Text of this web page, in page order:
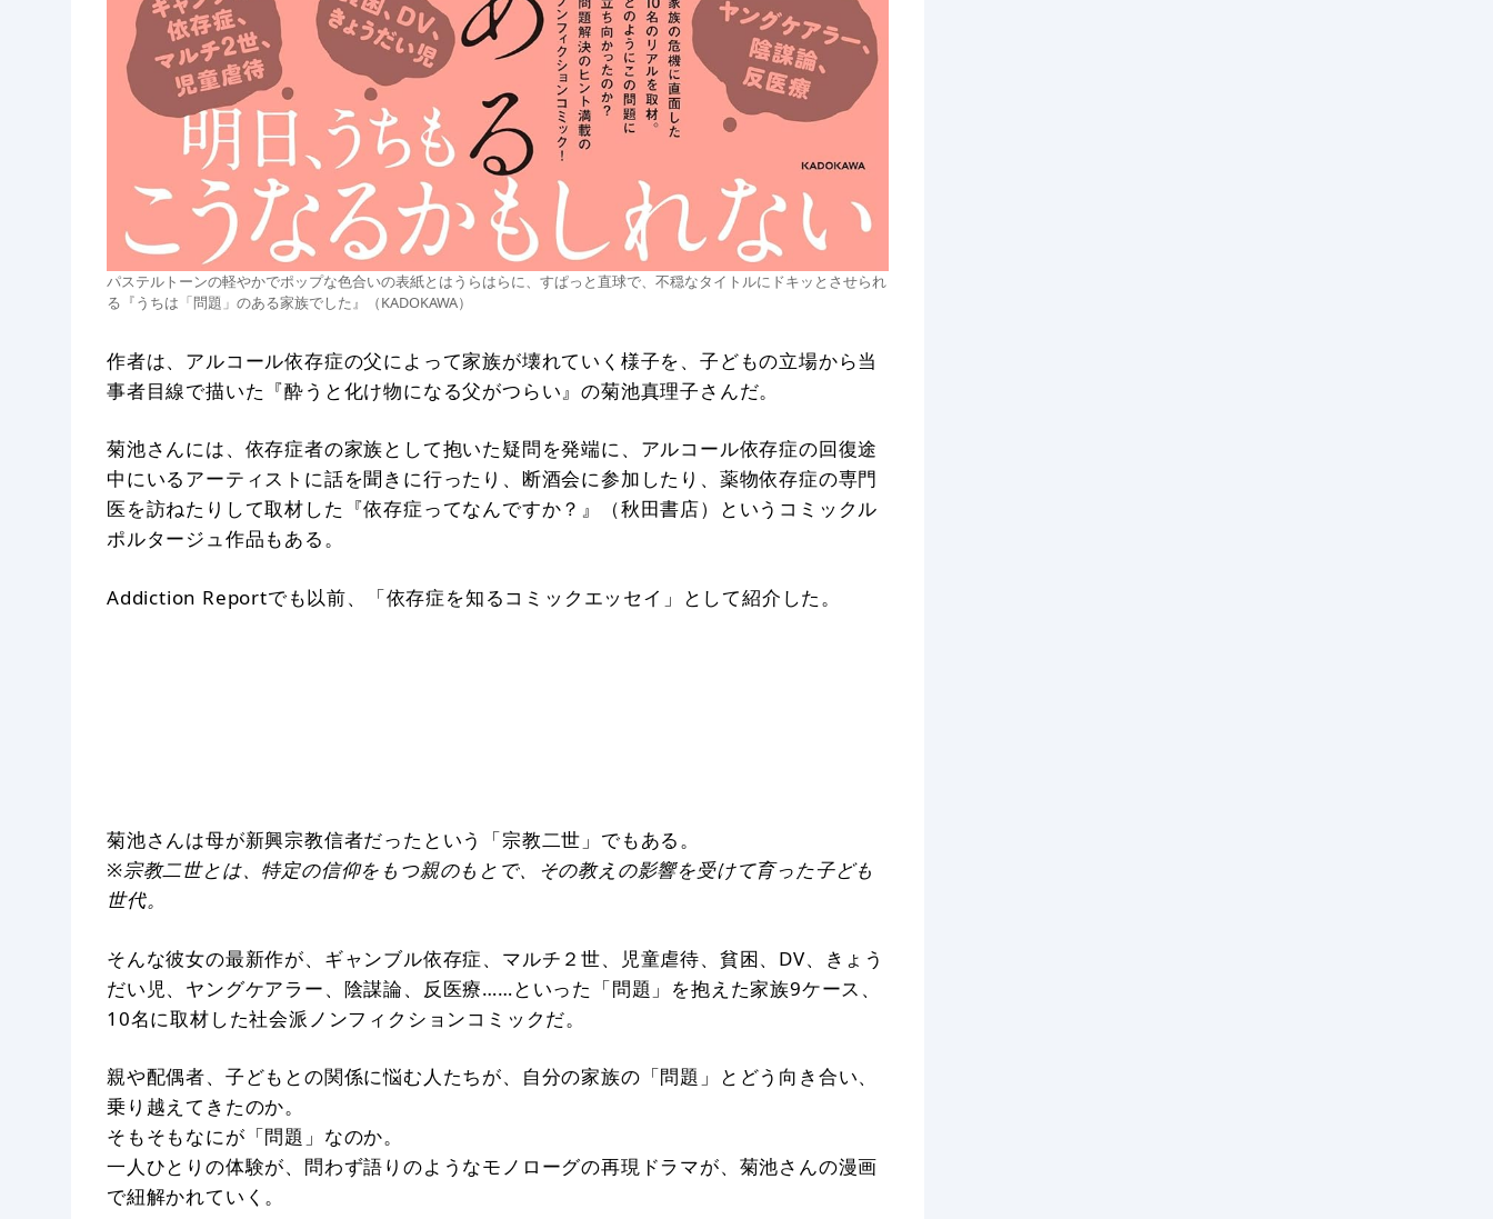
パステルトーンの軽やかでポップな色合いの表紙とはうらはらに、すぱっと直球で、不穏なタイトルにドキッとさせられ
る『うちは「問題」のある家族でした』（KADOKAWA）
作者は、アルコール依存症の父によって家族が壊れていく様子を、子どもの立場から当
事者目線で描いた『酔うと化け物になる父がつらい』の菊池真理子さんだ。
菊池さんには、依存症者の家族として抱いた疑問を発端に、アルコール依存症の回復途
中にいるアーティストに話を聞きに行ったり、断酒会に参加したり、薬物依存症の専門
医を訪ねたりして取材した『依存症ってなんですか？』（秋田書店）というコミックル
ポルタージュ作品もある。
Addiction Reportでも以前、「依存症を知るコミックエッセイ」として紹介した。
菊池さんは母が新興宗教信者だったという「宗教二世」でもある。
※宗教二世とは、特定の信仰をもつ親のもとで、その教えの影響を受けて育った子ども
世代。
そんな彼女の最新作が、ギャンブル依存症、マルチ２世、児童虐待、貧困、DV、きょう
だい児、ヤングケアラー、陰謀論、反医療……といった「問題」を抱えた家族9ケース、
10名に取材した社会派ノンフィクションコミックだ。
親や配偶者、子どもとの関係に悩む人たちが、自分の家族の「問題」とどう向き合い、
乗り越えてきたのか。
そもそもなにが「問題」なのか。
一人ひとりの体験が、問わず語りのようなモノローグの再現ドラマが、菊池さんの漫画
で紐解かれていく。